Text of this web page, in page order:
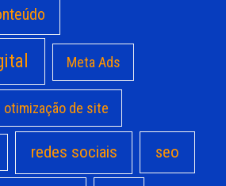
Meta Ads
otimização de site
redes sociais seo